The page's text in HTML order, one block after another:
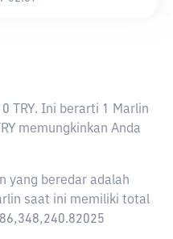
0 TRY. Ini berarti 1 Marlin
memungkinkan Anda
yang beredar adalah
saat ini memiliki total